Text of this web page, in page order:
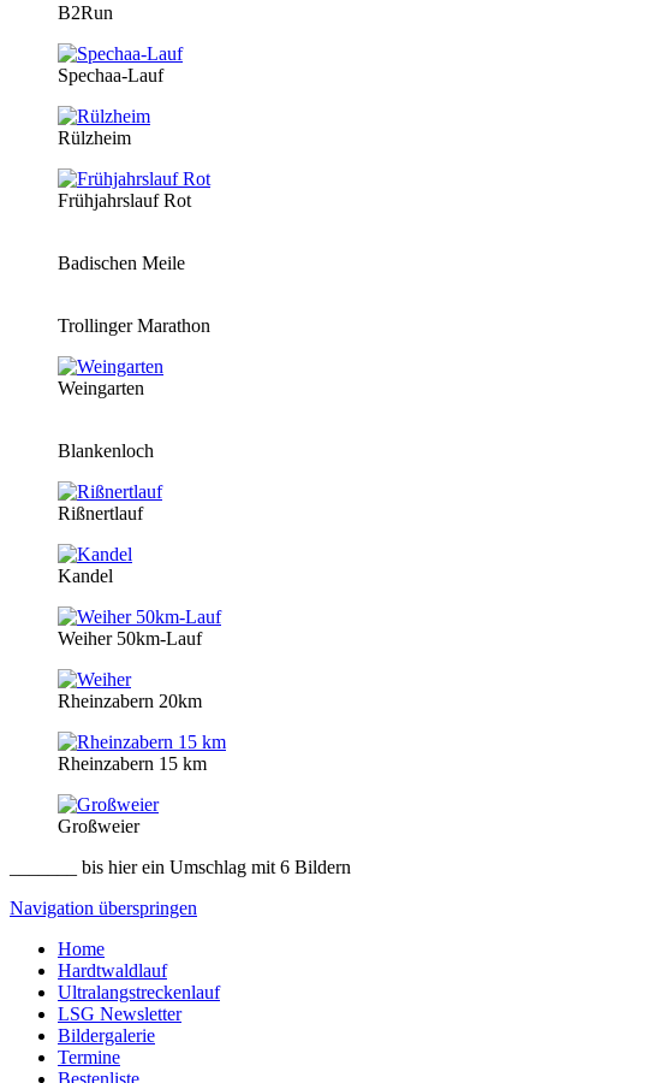
B2Run
Spechaa-Lauf
Rülzheim
Frühjahrslauf Rot
Badischen Meile
Trollinger Marathon
Weingarten
Blankenloch
Rißnertlauf
Kandel
Weiher 50km-Lauf
Rheinzabern 20km
Rheinzabern 15 km
Großweier
_______ bis hier ein Umschlag mit 6 Bildern
Navigation überspringen
Home
Hardtwaldlauf
Ultralangstreckenlauf
LSG Newsletter
Bildergalerie
Termine
Bestenliste